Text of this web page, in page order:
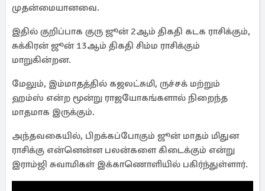
முதன்மையானவை.
இதில் குறிப்பாக குரு ஜூன் 2ஆம் திகதி கடக ராசிக்கும்,
சுக்கிரன் ஜூன் 13ஆம் திகதி சிம்ம ராசிக்கும்
மாறுகின்றன.
மேலும், இம்மாதத்தில் கஜலட்சுமி, ருச்சக் மற்றும்
ஹம்ஸ் என்ற மூன்று ராஜயோகங்களால் நிறைந்த
மாதமாக இருக்கும்.
அந்தவகையில், பிறக்கப்போகும் ஜூன் மாதம் மிதுன
ராசிக்கு என்னென்ன பலன்களை கிடைக்கும் என்று
இராம்ஜி சுவாமிகள் இக்காணொளியில் பகிர்ந்துள்ளார்.